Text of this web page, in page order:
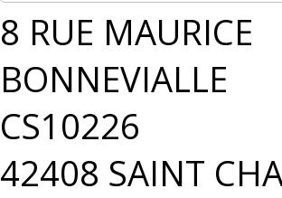
8 RUE MAURICE
BONNEVIALLE
CS10226
42408 SAINT